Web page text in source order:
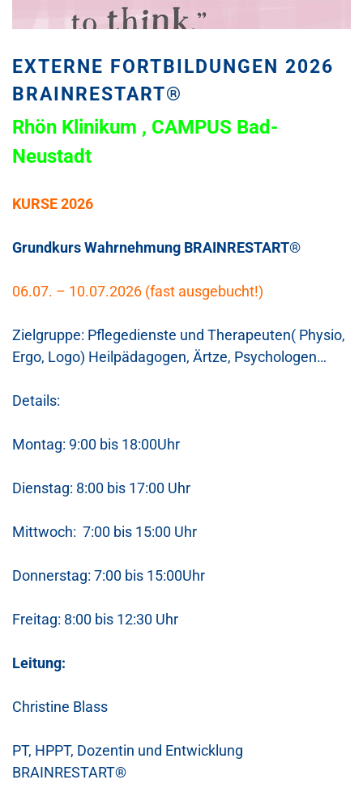
EXTERNE FORTBILDUNGEN 2026
BRAINRESTART®
Rhön Klinikum , CAMPUS Bad-
Neustadt
KURSE 2026
Grundkurs Wahrnehmung BRAINRESTART®
06.07. – 10.07.2026 (fast ausgebucht!)
Zielgruppe: Pflegedienste und Therapeuten( Physio,
Ergo, Logo) Heilpädagogen, Ärtze, Psychologen…
Details:
Montag: 9:00 bis 18:00Uhr
Dienstag: 8:00 bis 17:00 Uhr
Mittwoch: 7:00 bis 15:00 Uhr
Donnerstag: 7:00 bis 15:00Uhr
Freitag: 8:00 bis 12:30 Uhr
Leitung:
Christine Blass
PT, HPPT, Dozentin und Entwicklung
BRAINRESTART®